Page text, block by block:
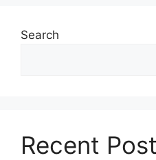
Search
Recent